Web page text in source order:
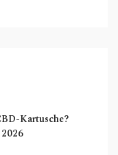
Kartusche?